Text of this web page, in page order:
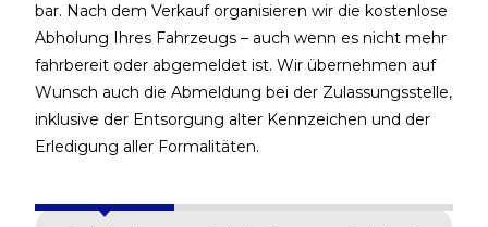
bar. Nach dem Verkauf organisieren wir die kostenlose
Abholung Ihres Fahrzeugs – auch wenn es nicht mehr
fahrbereit oder abgemeldet ist. Wir übernehmen auf
Wunsch auch die Abmeldung bei der Zulassungsstelle,
inklusive der Entsorgung alter Kennzeichen und der
Erledigung aller Formalitäten.